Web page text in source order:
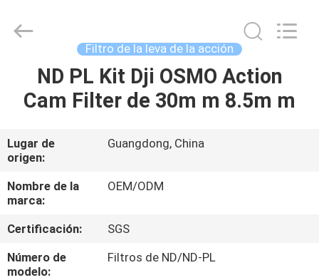
HOGAR
SOBRE
NOSOTROS
VIAJE
DE
Shadow
Technology
Filtro de la leva de la acción
ND PL Kit Dji OSMO Action
Cam Filter de 30m m 8.5m m
Lugar de
origen:
Guangdong, China
Nombre de la
marca:
OEM/ODM
Certificación:
SGS
Número de
modelo:
Filtros de ND/ND-PL